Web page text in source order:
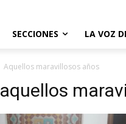
SECCIONES LA VOZ
Aquellos maravillosos años
aquellos